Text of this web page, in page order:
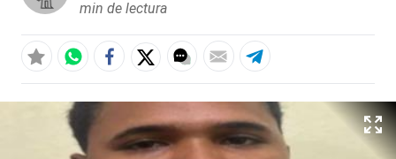
min de lectura